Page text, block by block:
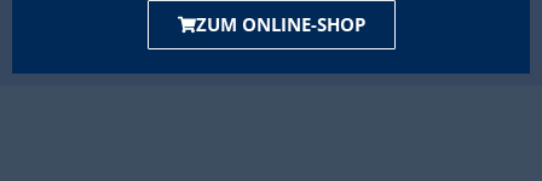
ZUM ONLINE-SHOP